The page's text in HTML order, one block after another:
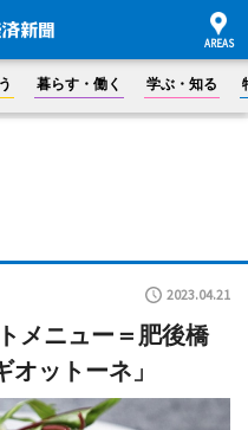
暮らす・働く 学ぶ・知る
2023.04.21
メニュー＝肥後橋
オットーネ」